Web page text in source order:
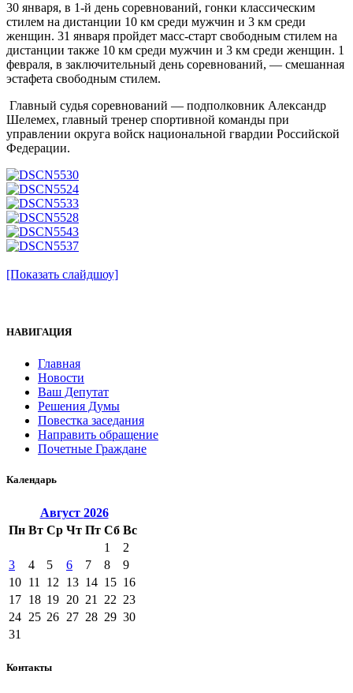
30 января, в 1-й день соревнований, гонки классическим
стилем на дистанции 10 км среди мужчин и 3 км среди
женщин. 31 января пройдет масс-старт свободным стилем на
дистанции также 10 км среди мужчин и 3 км среди женщин. 1
февраля, в заключительный день соревнований, — смешанная
эстафета свободным стилем.
Главный судья соревнований — подполковник Александр
Шелемех, главный тренер спортивной команды при
управлении округа войск национальной гвардии Российской
Федерации.
[Показать слайдшоу]
НАВИГАЦИЯ
Главная
Новости
Ваш Депутат
Решения Думы
Повестка заседания
Направить обращение
Почетные Граждане
Календарь
Август 2026
Пн Вт Ср Чт Пт Сб Вс
1
2
3
4 5 6 7 8
9
10 11 12 13 14 15 16
17 18 19 20 21 22 23
24 25 26 27 28 29 30
31
Контакты